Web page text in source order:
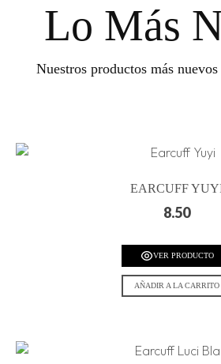
Lo Más
Nuestros productos más
EARCUFF
8.50
VER PRODUCTO
AÑADIR A LA CARRITO